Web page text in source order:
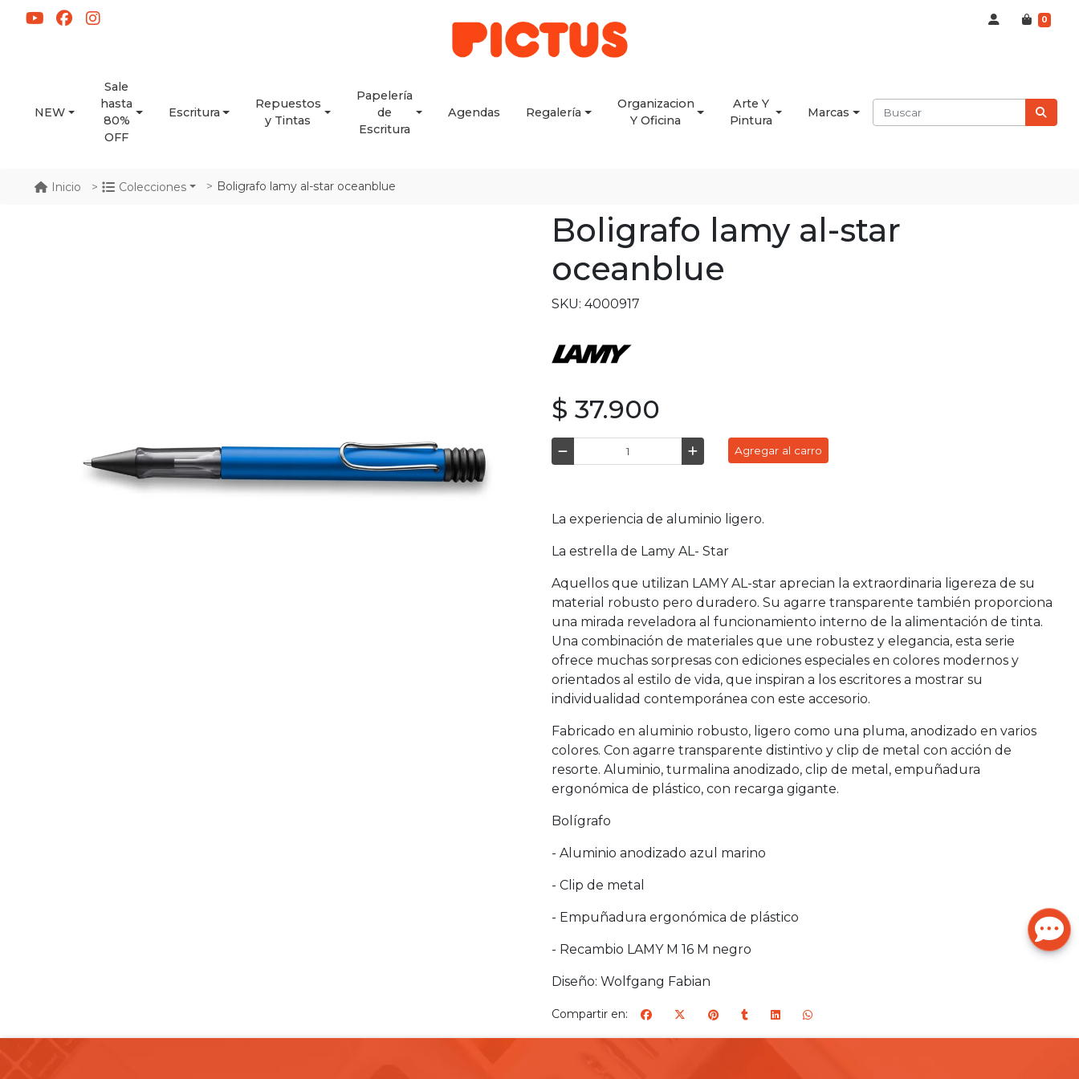
0
NEW
Sale
hasta
80%
OFF
Escritura
Repuestos
y Tintas
Papelería
de
Escritura
Agendas Regalería
Organizacion
Y Oficina
Arte Y
Pintura
Marcas
Inicio Colecciones Boligrafo lamy al-star oceanblue
Boligrafo lamy al-star
oceanblue
SKU: 4000917
$ 37.900
Agregar al carro
La experiencia de aluminio ligero.
La estrella de Lamy AL- Star
Aquellos que utilizan LAMY AL-star aprecian la extraordinaria ligereza de su
material robusto pero duradero. Su agarre transparente también proporciona
una mirada reveladora al funcionamiento interno de la alimentación de tinta.
Una combinación de materiales que une robustez y elegancia, esta serie
ofrece muchas sorpresas con ediciones especiales en colores modernos y
orientados al estilo de vida, que inspiran a los escritores a mostrar su
individualidad contemporánea con este accesorio.
Fabricado en aluminio robusto, ligero como una pluma, anodizado en varios
colores. Con agarre transparente distintivo y clip de metal con acción de
resorte. Aluminio, turmalina anodizado, clip de metal, empuñadura
ergonómica de plástico, con recarga gigante.
Bolígrafo
- Aluminio anodizado azul marino
- Clip de metal
- Empuñadura ergonómica de plástico
- Recambio LAMY M 16 M negro
Diseño: Wolfgang Fabian
Compartir en: